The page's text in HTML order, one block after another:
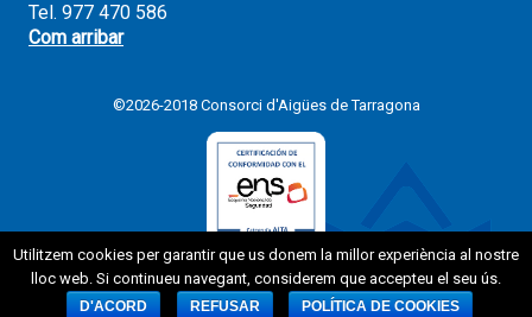
Tel. 977 470 586
Com arribar
©2026-2018 Consorci d'Aigües de Tarragona
Utilitzem cookies per garantir que us donem la millor experiència al nostre
lloc web. Si continueu navegant, considerem que accepteu el seu ús.
D'ACORD REFUSAR POLÍTICA DE COOKIES